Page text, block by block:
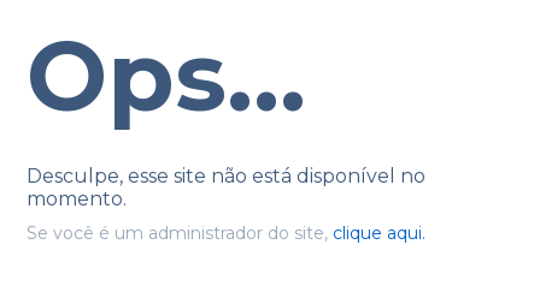
Ops...
Desculpe, esse site não está disponível no
momento.
Se você é um administrador do site, clique aqui.